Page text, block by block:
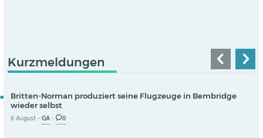
Kurzmeldungen
Britten-Norman produziert seine Flugzeuge in Bembridge
wieder selbst
6 August -GA- 0